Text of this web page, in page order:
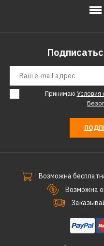
Принимаю Условия
Возможна
Возможна